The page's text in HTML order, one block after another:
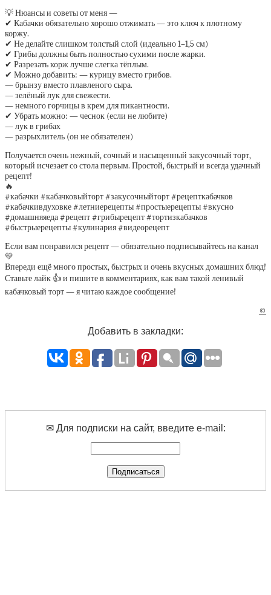
💡 Нюансы и советы от меня —
✔ Кабачки обязательно хорошо отжимать — это ключ к плотному
коржу.
✔ Не делайте слишком толстый слой (идеально 1–1,5 см)
✔ Грибы должны быть полностью сухими после жарки.
✔ Разрезать корж лучше слегка тёплым.
✔ Можно добавить: — курицу вместо грибов.
— брынзу вместо плавленого сыра.
— зелёный лук для свежести.
— немного горчицы в крем для пикантности.
✔ Убрать можно: — чеснок (если не любите)
— лук в грибах
— разрыхлитель (он не обязателен)
Получается очень нежный, сочный и насыщенный закусочный торт,
который исчезает со стола первым. Простой, быстрый и всегда удачный
рецепт!
🔥
#кабачки #кабачковыйторт #закусочныйторт #рецепткабачков
#кабачкивдуховке #летниерецепты #простыерецепты #вкусно
#домашняяеда #рецепт #грибырецепт #тортизкабачков
#быстрыерецепты #кулинария #видеорецепт
Если вам понравился рецепт — обязательно подписывайтесь на канал
💛
Впереди ещё много простых, быстрых и очень вкусных домашних блюд!
Ставьте лайк 👍 и пишите в комментариях, как вам такой ленивый
кабачковый торт — я читаю каждое сообщение!
©
Добавить в закладки:
✉ Для подписки на сайт, введите e-mail: